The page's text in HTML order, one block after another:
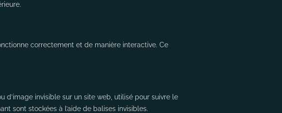
correctement et de manière interactive. Ce
invisible sur un site web, utilisé pour suivre le
sont stockées à l’aide de balises invisibles.